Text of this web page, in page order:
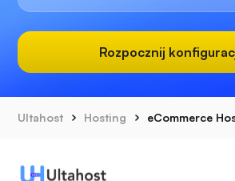
Rozpocznij
Ultahost Hosting eCommerce